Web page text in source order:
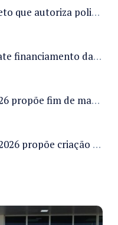
Câmara analisa projeto que autoriza policiais civis embarcarem armados em aeronaves civis mediante regras
Comissão Mista debate financiamento da educação infantil e desafios do Fundeb e do CAQ na oferta de creches
Projeto de Lei 1947/26 propõe fim de margens para cartão de crédito e consignado do INSS
Projeto de Lei 1955/2026 propõe criação de geração livre de fumo ao restringir venda de vapes a nascidos desde 1º de janeiro de 2009